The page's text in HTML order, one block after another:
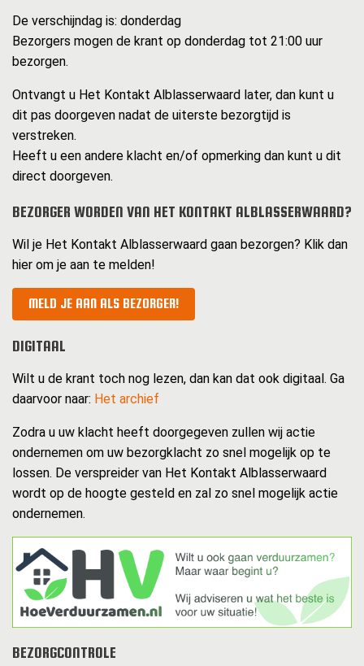
De verschijndag is: donderdag
Bezorgers mogen de krant op donderdag tot 21:00 uur
bezorgen.
Ontvangt u Het Kontakt Alblasserwaard later, dan kunt u
dit pas doorgeven nadat de uiterste bezorgtijd is
verstreken.
Heeft u een andere klacht en/of opmerking dan kunt u dit
direct doorgeven.
BEZORGER WORDEN VAN HET KONTAKT ALBLASSERWAARD?
Wil je Het Kontakt Alblasserwaard gaan bezorgen? Klik dan
hier om je aan te melden!
MELD JE AAN ALS BEZORGER!
DIGITAAL
Wilt u de krant toch nog lezen, dan kan dat ook digitaal. Ga
daarvoor naar: Het archief
Zodra u uw klacht heeft doorgegeven zullen wij actie
ondernemen om uw bezorgklacht zo snel mogelijk op te
lossen. De verspreider van Het Kontakt Alblasserwaard
wordt op de hoogte gesteld en zal zo snel mogelijk actie
ondernemen.
BEZORGCONTROLE